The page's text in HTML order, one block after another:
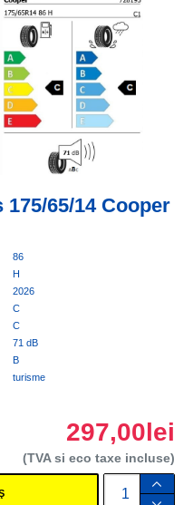
65/14 Cooper
86
H
2026
C
C
71 dB
B
turisme
297,00lei
(TVA si eco taxe incluse)